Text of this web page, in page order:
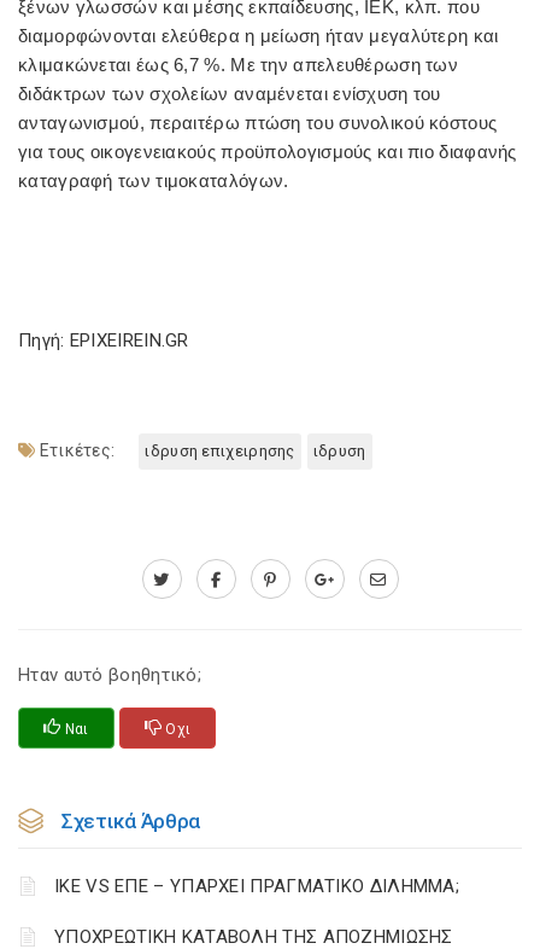
ξένων γλωσσών και μέσης εκπαίδευσης, ΙΕΚ, κλπ. που
διαμορφώνονται ελεύθερα η μείωση ήταν μεγαλύτερη και
κλιμακώνεται έως 6,7 %. Με την απελευθέρωση των
διδάκτρων των σχολείων αναμένεται ενίσχυση του
ανταγωνισμού, περαιτέρω πτώση του συνολικού κόστους
για τους οικογενειακούς προϋπολογισμούς και πιο διαφανής
καταγραφή των τιμοκαταλόγων.
Πηγή: EPIXEIREIN.GR
Ετικέτες: ιδρυση επιχειρησης ιδρυση
Ηταν αυτό βοηθητικό;
Ναι Οχι
Σχετικά Άρθρα
ΙΚΕ VS ΕΠΕ – ΥΠΑΡΧΕΙ ΠΡΑΓΜΑΤΙΚΟ ΔΙΛΗΜΜΑ;
YΠΟΧΡΕΩΤΙΚΗ ΚΑΤΑΒΟΛΗ ΤΗΣ ΑΠΟΖΗΜΙΩΣΗΣ